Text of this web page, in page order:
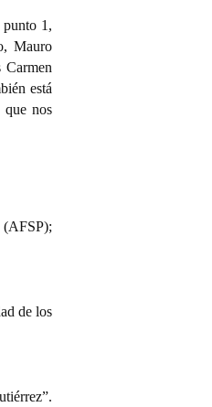
punto 1,
Mauro
está
que nos
de los